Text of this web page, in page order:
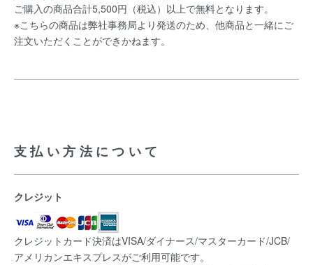
ご購入の商品合計5,500円（税込）以上で無料となります。
※こちらの商品は弊社事務局より発送のため、他商品と一緒にご
注文いただくことができかねます。
支払い方法について
クレジット
クレジットカード決済はVISA/ダイナース/マスターカード/JCB/
アメリカンエキスプレスがご利用可能です。